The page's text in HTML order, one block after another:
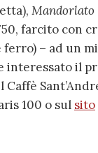
Mandorlato
farcito con
ferro) – ad un
interessato il
100 o sul sito